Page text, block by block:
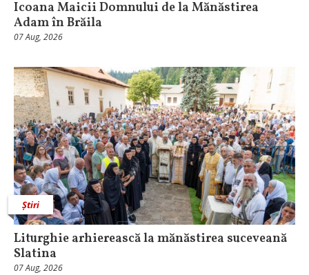
Icoana Maicii Domnului de la Mănăstirea
Adam în Brăila
07 Aug, 2026
Știri
Liturghie arhierească la mănăstirea suceveană
Slatina
07 Aug, 2026